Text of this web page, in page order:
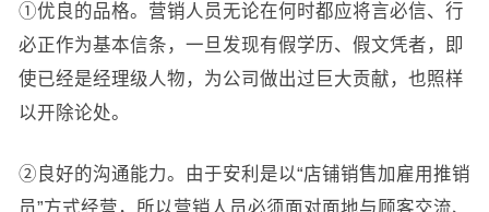
①优良的品格。营销人员无论在何时都应将言必信、行
必正作为基本信条，一旦发现有假学历、假文凭者，即
使已经是经理级人物，为公司做出过巨大贡献，也照样
以开除论处。
②良好的沟通能力。由于安利是以“店铺销售加雇用推销
员”方式经营，所以营销人员必须面对面地与顾客交流、